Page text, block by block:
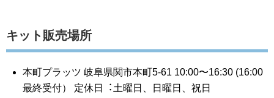
キット販売場所
本町プラッツ 岐⾩県関市本町5-61 10:00〜16:30 (16:00
最終受付） 定休⽇︓⼟曜⽇、⽇曜⽇、祝⽇